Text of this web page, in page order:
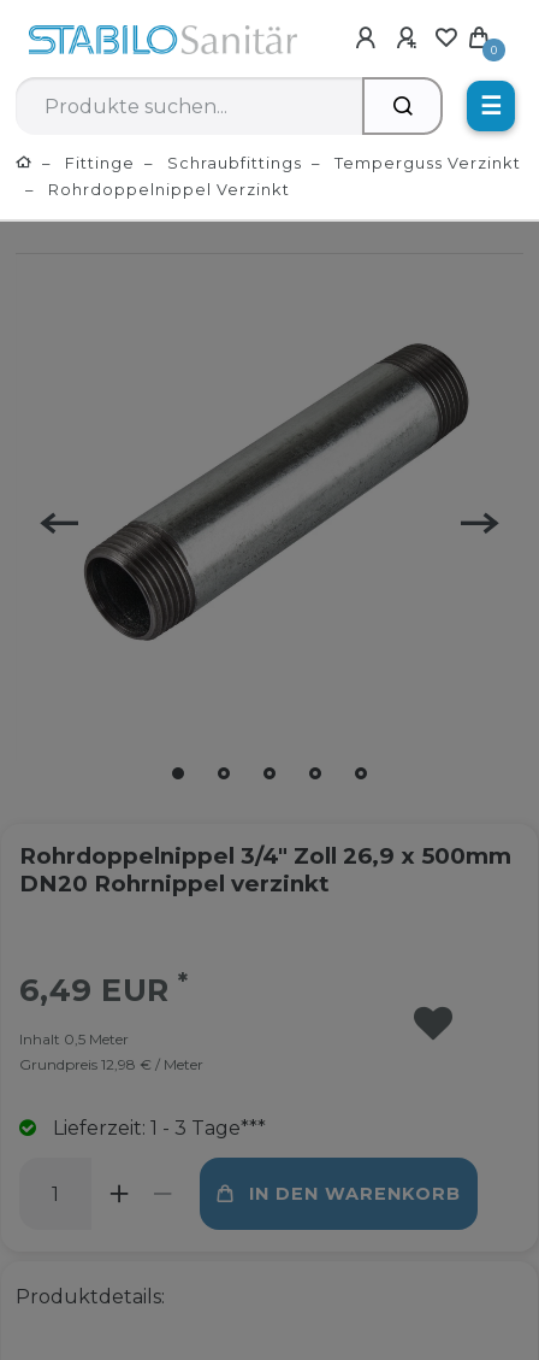
0
☰
Fittinge Schraubfittings
Temperguss Verzinkt
Rohrdoppelnippel Verzinkt
Rohrdoppelnippel 3/4" Zoll 26,9 x 500mm
DN20 Rohrnippel verzinkt
6,49 EUR*
Inhalt 0,5 Meter
Grundpreis 12,98 € / Meter
Lieferzeit: 1 - 3 Tage***
IN DEN WARENKORB
Produktdetails: